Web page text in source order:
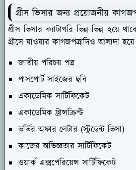
গ্রীস ভিসার জন্য প্রয়োজনীয়
গ্রীস ভিসার ক্যাটাগরি ভিন্ন ভিন্ন হয়ে
গ্রীসে যাওয়ার কাগজপত্রাদিও আলাদা
জাতীয় পরিচয় পত্র
পাসপোর্ট সাইজের ছবি
একাডেমিক সার্টিফিকেট
একাডেমিক ট্রান্সক্রিপ্ট
ভর্তির অফার লেটার (স্টুডেন্ট ভিসা)
কাজের অভিজ্ঞতার সার্টিফিকেট
ওয়ার্ক এক্সপেরিয়েন্স সার্টিফিকেট